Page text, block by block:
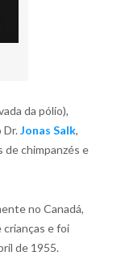
da pólio),
Jonas Salk,
de chimpanzés e
no Canadá,
crianças e foi
de 1955.